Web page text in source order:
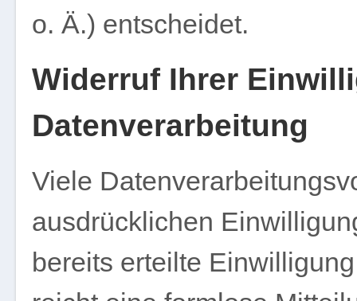
o. Ä.) entscheidet.
Widerruf Ihrer
Datenverarbeitung
Viele
ausdrücklichen
bereits erteilte